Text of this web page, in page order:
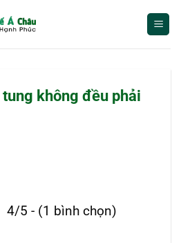
không đều phải
4/5 - (1 bình chọn)